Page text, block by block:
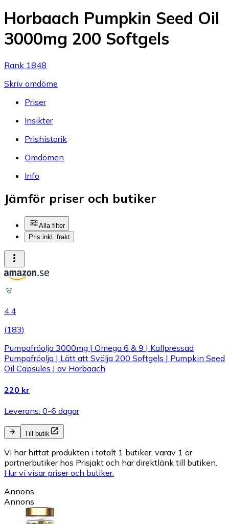
Horbaach Pumpkin Seed Oil
3000mg 200 Softgels
Rank 1848
Skriv omdöme
Priser
Insikter
Prishistorik
Omdömen
Info
Jämför priser och butiker
Alla filter
Pris inkl. frakt
4.4
(183)
Pumpafröolja 3000mg | Omega 6 & 9 | Kallpressad
Pumpafröolja | Lätt att Svälja 200 Softgels | Pumpkin Seed
Oil Capsules | av Horbaach
220 kr
Leverans: 0-6 dagar
Till butik
Vi har hittat produkten i totalt 1 butiker, varav 1 är
partnerbutiker hos Prisjakt och har direktlänk till butiken.
Hur vi visar priser och butiker.
Annons
Annons